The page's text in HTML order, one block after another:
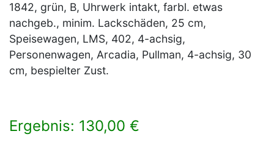
1842, grün, B, Uhrwerk intakt, farbl. etwas
nachgeb., minim. Lackschäden, 25 cm,
Speisewagen, LMS, 402, 4-achsig,
Personenwagen, Arcadia, Pullman, 4-achsig, 30
cm, bespielter Zust.
Ergebnis: 130,00 €